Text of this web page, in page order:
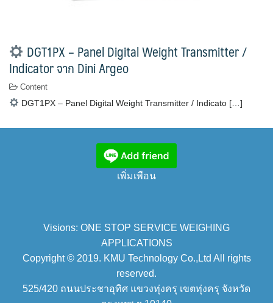
DGT1PX – Panel Digital Weight Transmitter /
Indicator จาก Dini Argeo
Content
DGT1PX – Panel Digital Weight Transmitter / Indicato […]
เพิ่มเพือน
Visions: ONE STOP SERVICE WEIGHING
APPLICATIONS
Copyright © 2019. KMU Technology Co.,Ltd All rights
reserved.
525/420 ถนนประชาอุทิศ แขวงทุ่งครุ เขตทุ่งครุ จังหวัด